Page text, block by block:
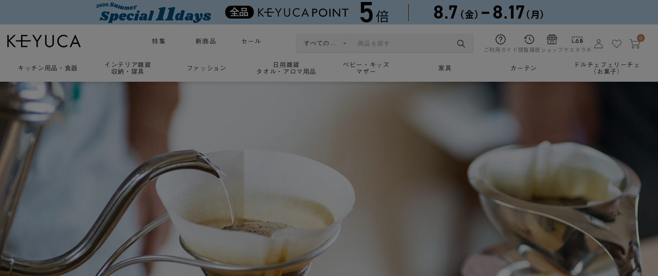
特集 新商品 セール
ご利用ガイド 閲覧履歴 ショップケユカラボ
0
キッチン用品 ・ 食器
インテリア雑貨
収納・寝具
ファッション
日用雑貨
タオル・アロマ用品
ベビー・キッズ
マザー
家具 カーテン
ドルチェフェリーチェ
（お菓子）